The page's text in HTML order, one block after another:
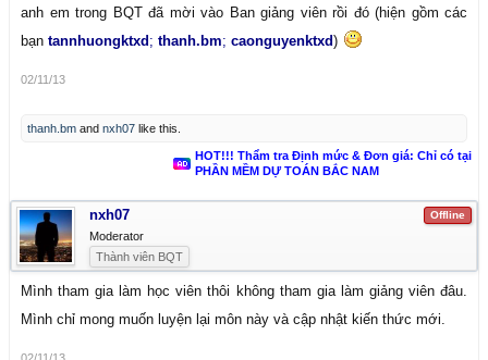
anh em trong BQT đã mời vào Ban giảng viên rồi đó (hiện gồm các
bạn tannhuongktxd ; thanh.bm; caonguyenktxd)
02/11/13
thanh.bm and nxh07 like this.
HOT!!! Thẩm tra Định mức & Đơn giá: Chỉ có tại
PHẦN MỀM DỰ TOÁN BẮC NAM
Offline
nxh07
Moderator
Thành viên BQT
Mình tham gia làm học viên thôi không tham gia làm giảng viên đâu.
Mình chỉ mong muốn luyện lại môn này và cập nhật kiến thức mới.